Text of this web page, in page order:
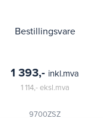
Bestillingsvare
9700ZSZ
1 393,- inkl.mva
1 114,-eksl.mva